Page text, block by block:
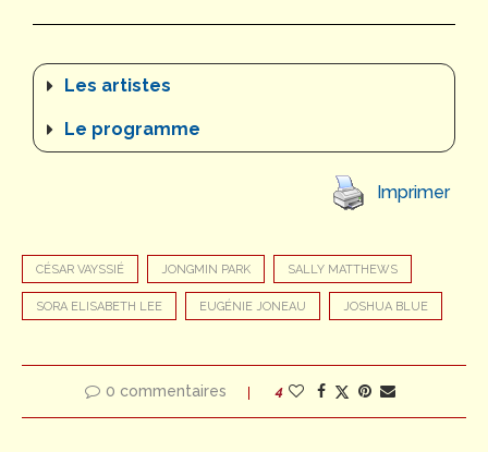
Les artistes
Le programme
Imprimer
CÉSAR VAYSSIÉ JONGMIN PARK SALLY MATTHEWS
SORA ELISABETH LEE EUGÉNIE JONEAU JOSHUA BLUE
0 commentaires 4